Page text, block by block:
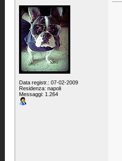
Data registr.: 07-02-2009
Residenza: napoli
Messaggi: 1.264